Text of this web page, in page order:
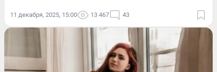
11 декабря, 2025, 15:00 13 467 43